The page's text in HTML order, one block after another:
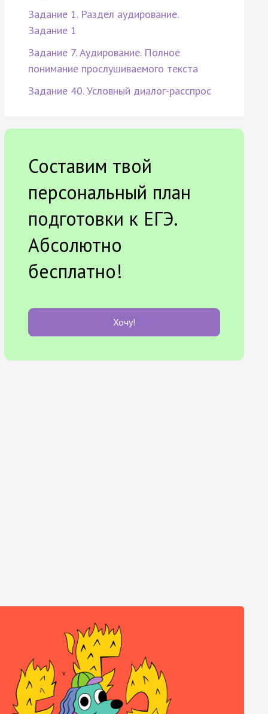
Задание 1. Раздел аудирование.
Задание 1
Задание 7. Аудирование. Полное
понимание прослушиваемого текста
Задание 40. Условный диалог-расспрос
Составим твой
персональный план
подготовки к ЕГЭ.
Абсолютно
бесплатно!
Хочу!